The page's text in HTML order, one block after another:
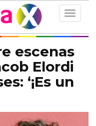
Toggle
escenas
Elordi
‘¡Es un